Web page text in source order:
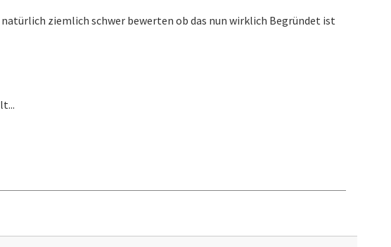
ziemlich schwer bewerten ob das nun wirklich Begründet ist